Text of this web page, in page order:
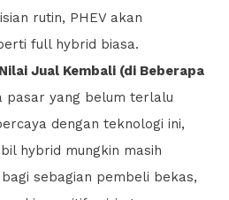
rutin, PHEV akan
full hybrid biasa.
Jual Kembali (di Beberapa
pasar yang belum terlalu
dengan teknologi ini,
hybrid mungkin masih
sebagian pembeli bekas,